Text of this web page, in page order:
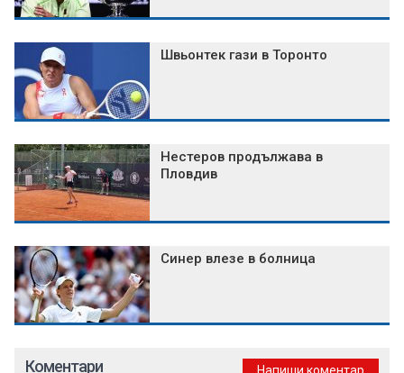
Швьонтек гази в Торонто
Нестеров продължава в
Пловдив
Синер влезе в болница
Коментари